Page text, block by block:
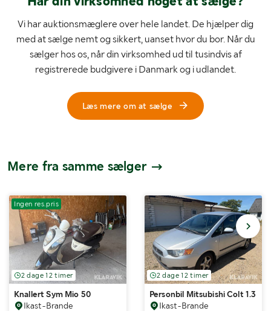
Vi har auktionsmæglere over hele landet. De hjælper dig
med at sælge nemt og sikkert, uanset hvor du bor. Når du
sælger hos os, når din virksomhed ud til tusindvis af
registrerede budgivere i Danmark og i udlandet.
Læs mere om at sælge
Mere fra samme sælger
Ingen res.pris
2 dage 12 timer
Knallert Sym Mio 50
Ikast-Brande
2 dage 12 timer
Personbil Mitsubishi Colt 1.3
Ikast-Brande